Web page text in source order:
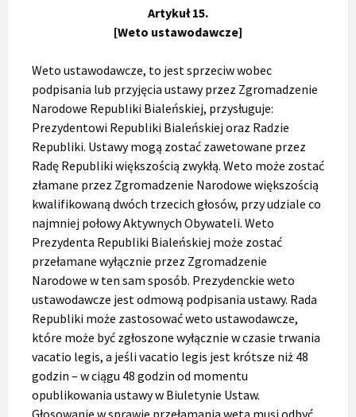
Artykuł 15.
[Weto ustawodawcze]
Weto ustawodawcze, to jest sprzeciw wobec
podpisania lub przyjęcia ustawy przez Zgromadzenie
Narodowe Republiki Bialeńskiej, przysługuje:
Prezydentowi Republiki Bialeńskiej oraz Radzie
Republiki. Ustawy mogą zostać zawetowane przez
Radę Republiki większością zwykłą. Weto może zostać
złamane przez Zgromadzenie Narodowe większością
kwalifikowaną dwóch trzecich głosów, przy udziale co
najmniej połowy Aktywnych Obywateli. Weto
Prezydenta Republiki Bialeńskiej może zostać
przełamane wyłącznie przez Zgromadzenie
Narodowe w ten sam sposób. Prezydenckie weto
ustawodawcze jest odmową podpisania ustawy. Rada
Republiki może zastosować weto ustawodawcze,
które może być zgłoszone wyłącznie w czasie trwania
vacatio legis, a jeśli vacatio legis jest krótsze niż 48
godzin – w ciągu 48 godzin od momentu
opublikowania ustawy w Biuletynie Ustaw.
Głosowanie w sprawie przełamania weta musi odbyć